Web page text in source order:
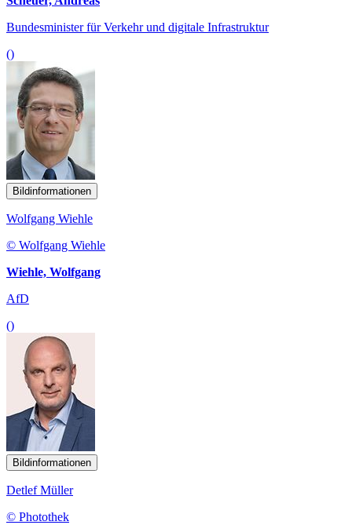
Bundesminister für Verkehr und digitale Infrastruktur
()
Bildinformationen
Wolfgang Wiehle
© Wolfgang Wiehle
Wiehle, Wolfgang
AfD
()
Bildinformationen
Detlef Müller
© Photothek